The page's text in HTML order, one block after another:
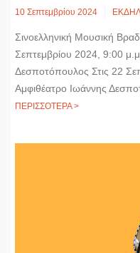
10 Σεπτεμβρίου 2024
Σινοελληνική Μουσική
Σεπτεμβρίου 2024, 9:00
Δεσποτόπουλος Στις 22
Αμφιθέατρο Ιωάννης
ΠΕΡΙΣΣΟΤΕΡΑ >